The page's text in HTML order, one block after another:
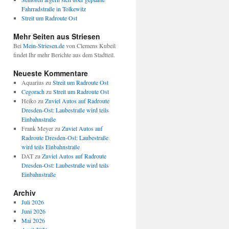
Fahrradstraße in Tolkewitz
Streit um Radroute Ost
Mehr Seiten aus Striesen
Bei Mein-Striesen.devon Clemens Kubeil
findet Ihr mehr Berichte aus dem Stadtteil.
Neueste Kommentare
Aquarius zu Streit um Radroute Ost
Cegorachzu Streit um Radroute Ost
Heikozu Zuviel Autos auf Radroute
Dresden-Ost: Laubestraße wird teils
Einbahnstraße
Frank Meyerzu Zuviel Autos auf
Radroute Dresden-Ost: Laubestraße
wird teils Einbahnstraße
DATzu Zuviel Autos auf Radroute
Dresden-Ost: Laubestraße wird teils
Einbahnstraße
Archiv
Juli 2026
Juni 2026
Mai 2026